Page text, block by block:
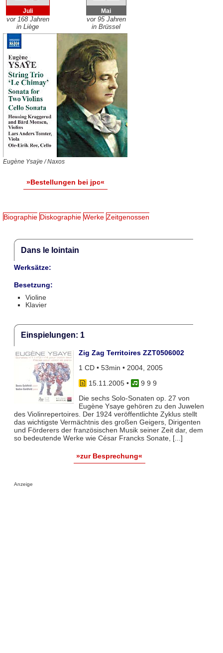
Juli
vor 168 Jahren
in Liège
Mai
vor 95 Jahren
in Brüssel
Eugène Ysaÿe / Naxos
»Bestellungen bei jpc«
Biographie Diskographie Werke Zeitgenossen
Dans le lointain
Werksätze:
Besetzung:
Violine
Klavier
Einspielungen: 1
Zig Zag Territoires ZZT0506002
1 CD • 53min • 2004, 2005
15.11.2005•
9 9 9
Die sechs Solo-Sonaten op. 27 von
Eugène Ysaye gehören zu den Juwelen
des Violinrepertoires. Der 1924 veröffentlichte Zyklus stellt
das wichtigste Vermächtnis des großen Geigers, Dirigenten
und Förderers der französischen Musik seiner Zeit dar, dem
so bedeutende Werke wie César Francks Sonate, [...]
»zur Besprechung«
Anzeige